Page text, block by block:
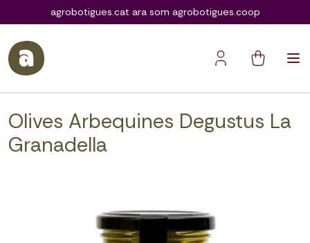
agrobotigues.coop
agrobotigues.cat ara som agrobotigues.coop
Olives Arbequines Degustus La
Granadella